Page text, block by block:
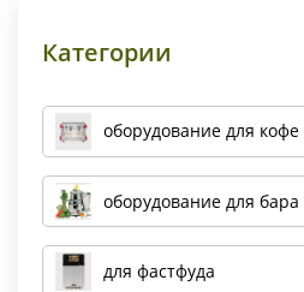
Категории
оборудование для кофе
оборудование для бара
для фастфуда